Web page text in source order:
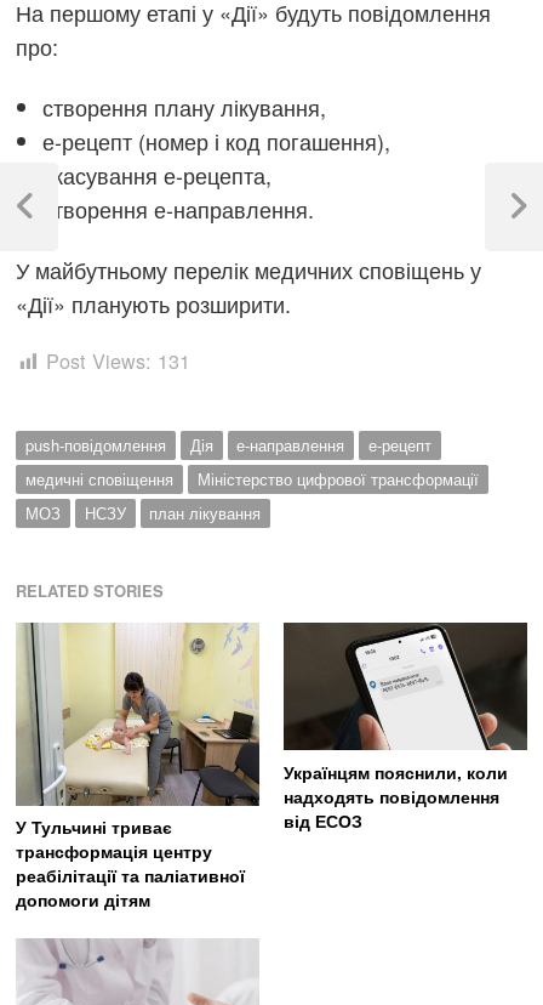
На першому етапі у «Дії» будуть повідомлення
про:
створення плану лікування,
е-рецепт (номер і код погашення),
скасування е-рецепта,
створення е-направлення.
У майбутньому перелік медичних сповіщень у
«Дії» планують розширити.
Post Views: 131
push-повідомлення Дія е-направлення
е-рецепт
медичні сповіщення
Міністерство цифрової трансформації
МОЗ
НСЗУ план лікування
RELATED STORIES
У Тульчині триває
трансформація центру
реабілітації та паліативної
допомоги дітям
Українцям пояснили, коли
надходять повідомлення
від ЕСОЗ
Навігація
записів
Previous
Next